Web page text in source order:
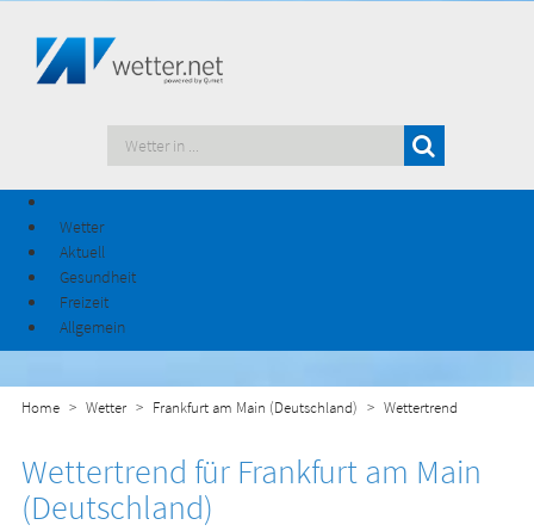
Wetter
Aktuell
Gesundheit
Freizeit
Allgemein
Home Wetter Frankfurt am Main (Deutschland) Wettertrend
Wettertrend für Frankfurt am Main
(Deutschland)